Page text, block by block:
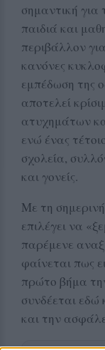
σημαντική
παιδιά και
περιβάλλον
κανόνες
εμπέδωση της
αποτελεί
ατυχημάτων
ενώ ένας
σχολεία,
και γονείς.
Με τη
επιλέγει να
παρέμενε
φαίνεται πως
πρώτο βήμα
συνδέεται εδώ
και την